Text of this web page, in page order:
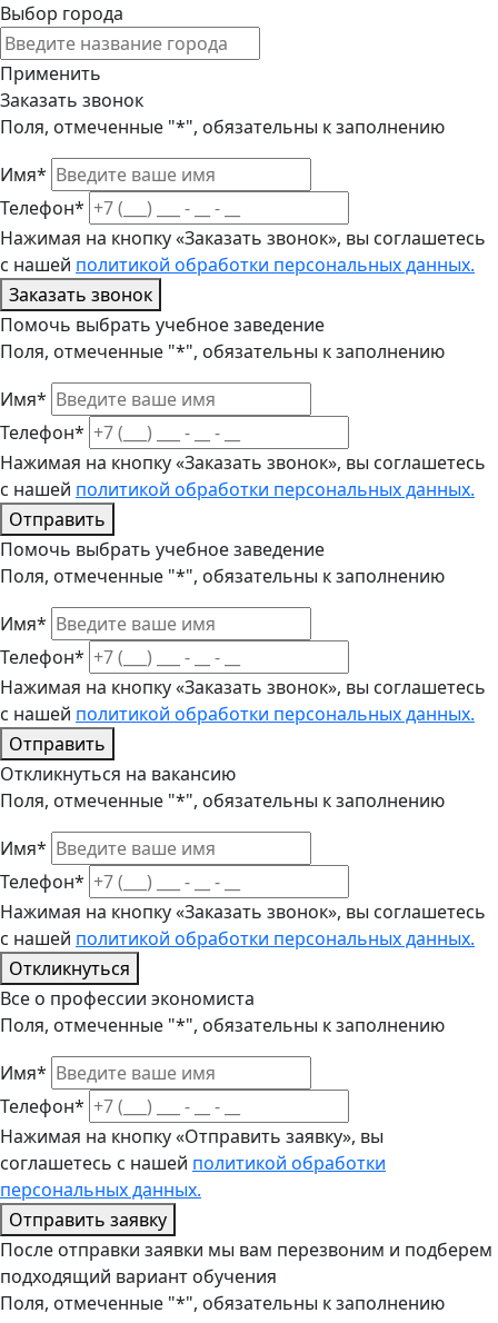
Выбор города
Применить
Заказать звонок
Поля, отмеченные "*", обязательны к заполнению
Имя*
Телефон*
Нажимая на кнопку «Заказать звонок», вы соглашетесь
с нашей политикой обработки персональных данных.
Заказать звонок
Помочь выбрать учебное заведение
Поля, отмеченные "*", обязательны к заполнению
Имя*
Телефон*
Нажимая на кнопку «Заказать звонок», вы соглашетесь
с нашей политикой обработки персональных данных.
Отправить
Помочь выбрать учебное заведение
Поля, отмеченные "*", обязательны к заполнению
Имя*
Телефон*
Нажимая на кнопку «Заказать звонок», вы соглашетесь
с нашей политикой обработки персональных данных.
Отправить
Откликнуться на вакансию
Поля, отмеченные "*", обязательны к заполнению
Имя*
Телефон*
Нажимая на кнопку «Заказать звонок», вы соглашетесь
с нашей политикой обработки персональных данных.
Откликнуться
Все о профессии экономиста
Поля, отмеченные "*", обязательны к заполнению
Имя*
Телефон*
Нажимая на кнопку «Отправить заявку», вы
соглашетесь с нашей политикой обработки
персональных данных.
Отправить заявку
После отправки заявки мы вам перезвоним и подберем
подходящий вариант обучения
Поля, отмеченные "*", обязательны к заполнению